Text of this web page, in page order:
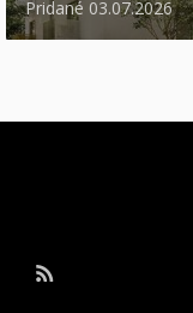
Pridané 03.07.2026